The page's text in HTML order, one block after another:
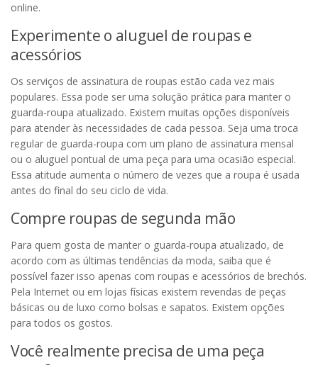
online.
Experimente o aluguel de roupas e
acessórios
Os serviços de assinatura de roupas estão cada vez mais
populares. Essa pode ser uma solução prática para manter o
guarda-roupa atualizado. Existem muitas opções disponíveis
para atender às necessidades de cada pessoa. Seja uma troca
regular de guarda-roupa com um plano de assinatura mensal
ou o aluguel pontual de uma peça para uma ocasião especial.
Essa atitude aumenta o número de vezes que a roupa é usada
antes do final do seu ciclo de vida.
Compre roupas de segunda mão
Para quem gosta de manter o guarda-roupa atualizado, de
acordo com as últimas tendências da moda, saiba que é
possível fazer isso apenas com roupas e acessórios de brechós.
Pela Internet ou em lojas físicas existem revendas de peças
básicas ou de luxo como bolsas e sapatos. Existem opções
para todos os gostos.
Você realmente precisa de uma peça